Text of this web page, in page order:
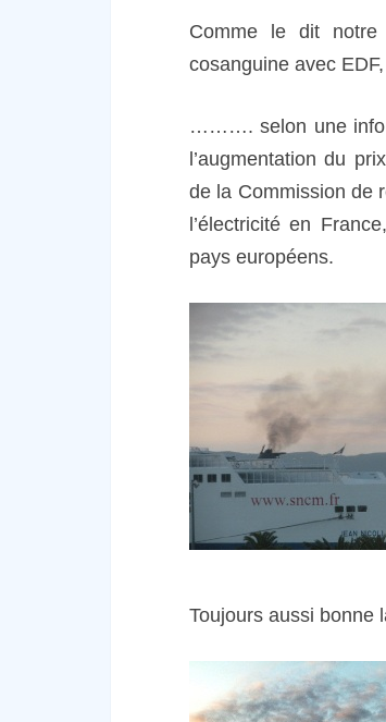
Comme le dit
cosanguine avec
………. selon une info
l’augmentation du
de la Commission de
l’électricité en
pays européens.
Toujours aussi bonne